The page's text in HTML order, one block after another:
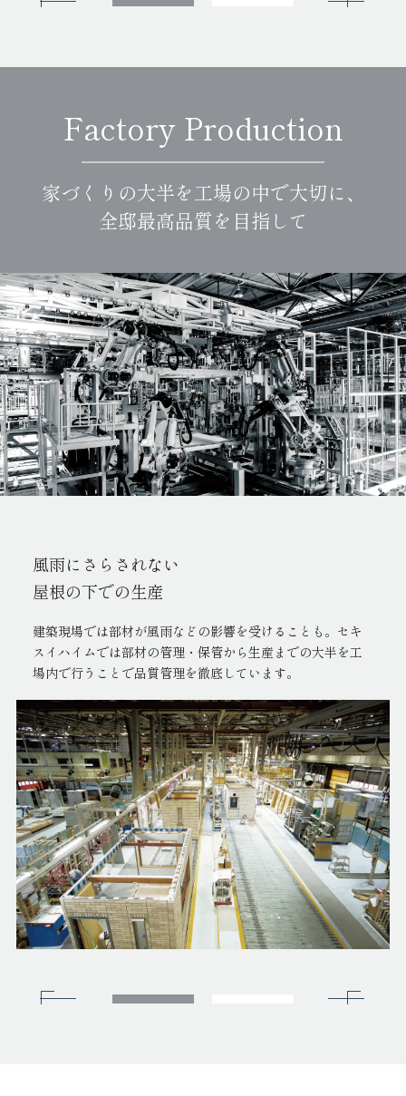
Factory Production
家づくりの大半を工場の中で大切に、
全邸最高品質を目指して
風雨にさらされない
屋根の下での生産
建築現場では部材が風雨などの影響を受けることも。セキ
スイハイムでは部材の管理・保管から生産までの大半を工
場内で行うことで品質管理を徹底しています。
先進技術と熟練工の技術を
掛け合わた施工
先進技術を駆使しつつ、細やかな作業工程では専任の熟練
工が施工を行うことで、高精度で安定した品質を保持して
います。